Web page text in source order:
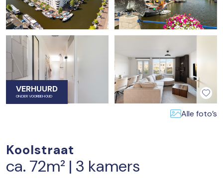
VERHUURD
ONDER VOORBEHOUD
Alle foto’s
Koolstraat
ca. 72m² | 3 kamers